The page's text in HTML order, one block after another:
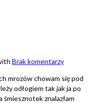
Brak komentarzy
mrozów chowam się pod
odłogiem tak jak ja po
znalazłam